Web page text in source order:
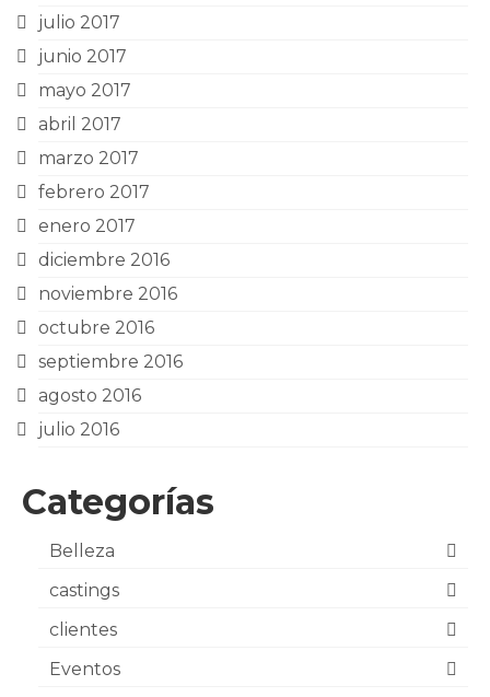
julio 2017
junio 2017
mayo 2017
abril 2017
marzo 2017
febrero 2017
enero 2017
diciembre 2016
noviembre 2016
octubre 2016
septiembre 2016
agosto 2016
julio 2016
Categorías
Belleza
castings
clientes
Eventos